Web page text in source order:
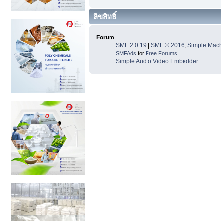
ลิขสิทธิ์
Forum
SMF 2.0.19 | SMF © 2016 Simple
SMFAds for Free Forums
Simple Audio Video Embedder